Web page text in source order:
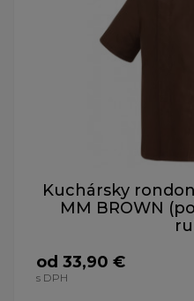
Kuchársky
MM BROWN
od 33,90 €
s DPH